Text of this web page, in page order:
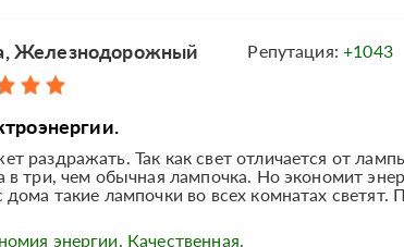
Железнодорожный Репутация:+1043
раздражать. Так как свет отличается от
в три, чем обычная лампочка. Но экономит
такие лампочки во всех комнатах светят.
энергии. Качественная.